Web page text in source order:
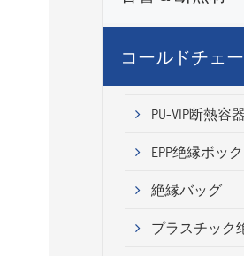
コールドチェ
PU-VIP断熱容
EPP绝縁ボッ
絶縁バッグ
プラスチック